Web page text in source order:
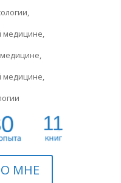
медицине,
медицине,
МНЕ